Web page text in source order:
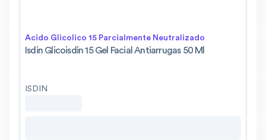
Acido Glicolico 15 Parcialmente Neutralizado
Isdin Glicoisdin 15 Gel Facial Antiarrugas 50 Ml
ISDIN